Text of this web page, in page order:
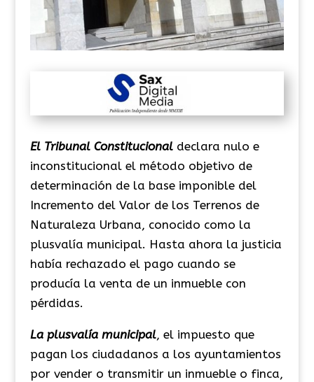
El Tribunal Constitucionaldeclara nulo e
inconstitucional el método objetivo de
determinación de la base imponible del
Incremento del Valor de los Terrenos de
Naturaleza Urbana, conocido como la
plusvalía municipal. Hasta ahora la justicia
había rechazado el pago cuando se
producía la venta de un inmueble con
pérdidas.
La plusvalía municipal, el impuesto que
pagan los ciudadanos a los ayuntamientos
por vender o transmitir un inmueble o finca,